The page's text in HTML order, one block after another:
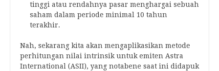
tinggi atau rendahnya pasar menghargai sebuah
saham dalam periode minimal 10 tahun
terakhir.
Nah, sekarang kita akan mengaplikasikan metode
perhitungan nilai intrinsik untuk emiten Astra
International (ASII), yang notabene saat ini didapuk